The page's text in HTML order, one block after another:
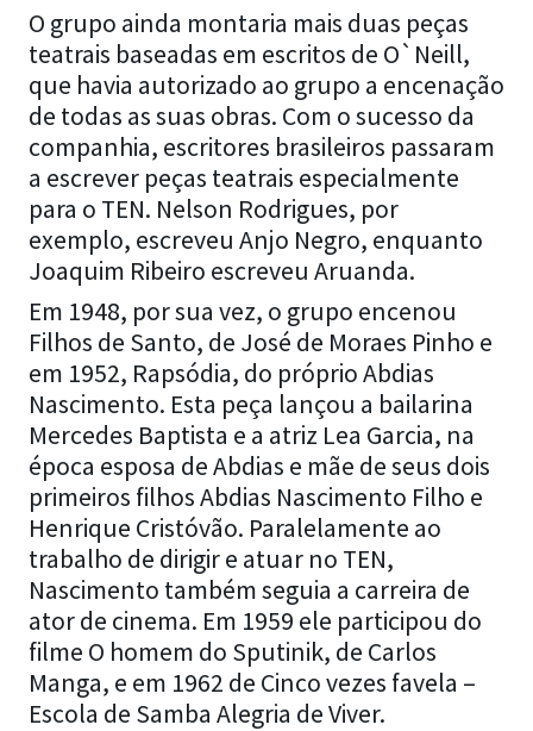
O grupo ainda montaria mais duas peças
teatrais baseadas em escritos de O`Neill,
que havia autorizado ao grupo a encenação
de todas as suas obras. Com o sucesso da
companhia, escritores brasileiros passaram
a escrever peças teatrais especialmente
para o TEN. Nelson Rodrigues, por
exemplo, escreveu Anjo Negro, enquanto
Joaquim Ribeiro escreveu Aruanda.
Em 1948, por sua vez, o grupo encenou
Filhos de Santo, de José de Moraes Pinho e
em 1952, Rapsódia, do próprio Abdias
Nascimento. Esta peça lançou a bailarina
Mercedes Baptista e a atriz Lea Garcia, na
época esposa de Abdias e mãe de seus dois
primeiros filhos Abdias Nascimento Filho e
Henrique Cristóvão. Paralelamente ao
trabalho de dirigir e atuar no TEN,
Nascimento também seguia a carreira de
ator de cinema. Em 1959 ele participou do
filme O homem do Sputinik, de Carlos
Manga, e em 1962 de Cinco vezes favela –
Escola de Samba Alegria de Viver.